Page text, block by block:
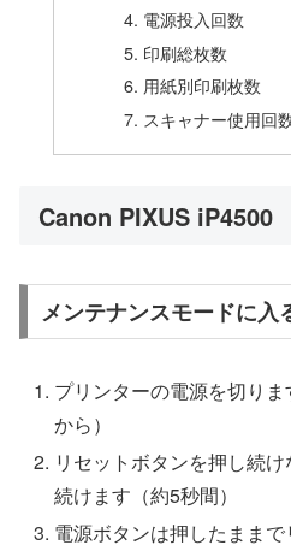
電源投入回数
印刷総枚数
用紙別印刷枚数
スキャナー使用回
Canon PIXUS iP4500
メンテナンスモードに入
プリンターの電源を切り
から）
リセットボタンを押し続
続けます（約5秒間）
電源ボタンは押したまま